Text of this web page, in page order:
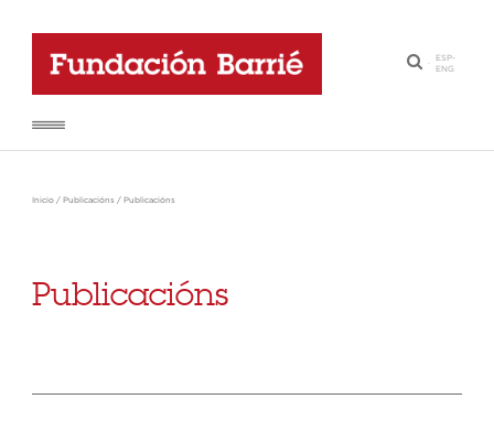
·
ESP-
ENG
Inicio / Publicacións / Publicacións
Publicacións